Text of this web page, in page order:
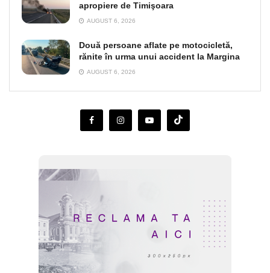
apropiere de Timişoara
AUGUST 6, 2026
Două persoane aflate pe motocicletă,
rănite în urma unui accident la Margina
AUGUST 6, 2026